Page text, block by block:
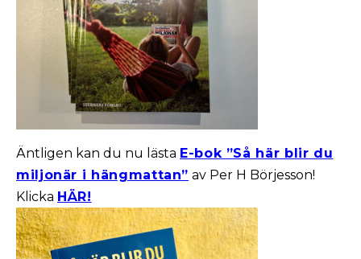
Äntligen kan du nu lästa E-bok ”Så här blir du
miljonär i hängmattan” av Per H Börjesson!
Klicka HÄR!